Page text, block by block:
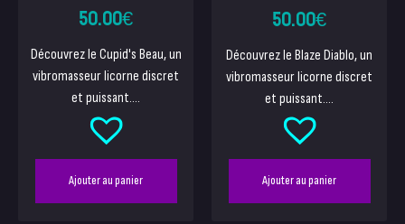
50.00€
Découvrez le Cupid's Beau, un
vibromasseur licorne discret
et puissant....
Ajouter au panier
50.00€
Découvrez le Blaze Diablo, un
vibromasseur licorne discret
et puissant....
Ajouter au panier